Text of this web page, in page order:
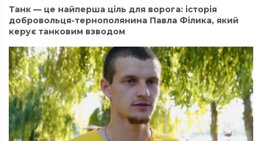
Танк — це найперша ціль для ворога: історія
добровольця-тернополянина Павла Філика, який
керує танковим взводом